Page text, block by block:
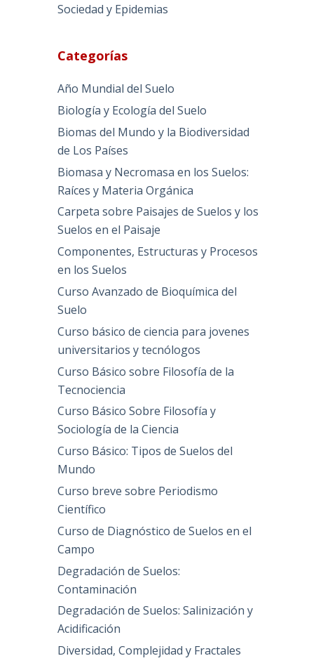
Sociedad y Epidemias
Categorías
Año Mundial del Suelo
Biología y Ecología del Suelo
Biomas del Mundo y la Biodiversidad
de Los Países
Biomasa y Necromasa en los Suelos:
Raíces y Materia Orgánica
Carpeta sobre Paisajes de Suelos y los
Suelos en el Paisaje
Componentes, Estructuras y Procesos
en los Suelos
Curso Avanzado de Bioquímica del
Suelo
Curso básico de ciencia para jovenes
universitarios y tecnólogos
Curso Básico sobre Filosofía de la
Tecnociencia
Curso Básico Sobre Filosofía y
Sociología de la Ciencia
Curso Básico: Tipos de Suelos del
Mundo
Curso breve sobre Periodismo
Científico
Curso de Diagnóstico de Suelos en el
Campo
Degradación de Suelos:
Contaminación
Degradación de Suelos: Salinización y
Acidificación
Diversidad, Complejidad y Fractales